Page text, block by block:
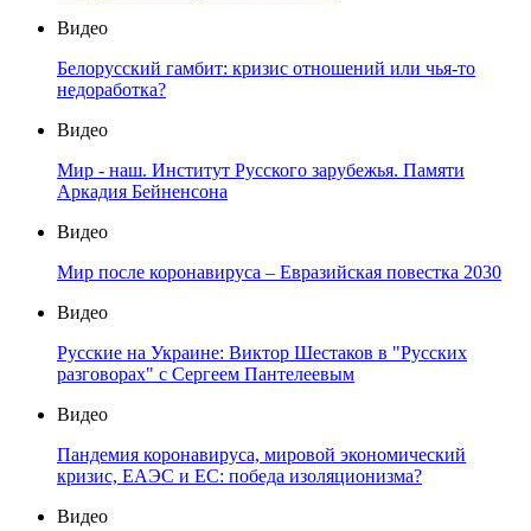
Видео
Белорусский гамбит: кризис отношений или чья-то
недоработка?
Видео
Мир - наш. Институт Русского зарубежья. Памяти
Аркадия Бейненсона
Видео
Мир после коронавируса – Евразийская повестка 2030
Видео
Русские на Украине: Виктор Шестаков в "Русских
разговорах" с Сергеем Пантелеевым
Видео
Пандемия коронавируса, мировой экономический
кризис, ЕАЭС и ЕС: победа изоляционизма?
Видео